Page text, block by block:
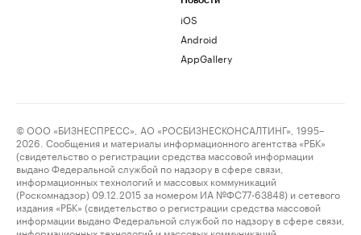
iOS
Android
AppGallery
© ООО «БИЗНЕСПРЕСС», АО «РОСБИЗНЕСКОНСАЛТИНГ», 1995–
2026. Сообщения и материалы информационного агентства «РБК»
(свидетельство о регистрации средства массовой информации
выдано Федеральной службой по надзору в сфере связи,
информационных технологий и массовых коммуникаций
(Роскомнадзор) 09.12.2015 за номером ИА №ФС77-63848) и сетевого
издания «РБК» (свидетельство о регистрации средства массовой
информации выдано Федеральной службой по надзору в сфере связи,